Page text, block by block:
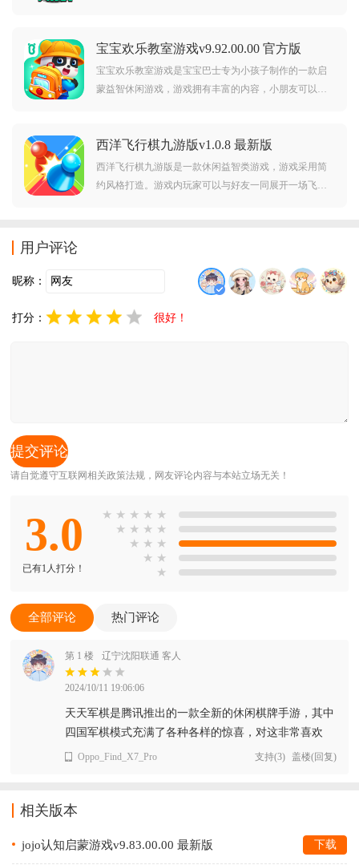
游版感兴趣的玩家不要错过，赶紧点击下载开始游玩
吧。
宝宝欢乐教室游戏v9.92.00.00 官方版
宝宝欢乐教室游戏是宝宝巴士专为小孩子制作的一款启
蒙益智休闲游戏，游戏拥有丰富的内容，小朋友可以在
习成长。宝宝欢乐教室游戏介绍：宝宝不适应学校环
境？经常
西洋飞行棋九游版v1.0.8 最新版
西洋飞行棋九游版是一款休闲益智类游戏，游戏采用简
约风格打造。游戏内玩家可以与好友一同展开一场飞行
用户评论
昵称：
打分： 很好！
请自觉遵守互联网相关政策法规，网友评论内容与本站立场无关！
3.0
已有1人打分！
★ ★ ★ ★ ★
★ ★ ★ ★
★ ★ ★
★ ★
★
全部评论 热门评论
第 1 楼 辽宁沈阳联通 客人
2024/10/11 19:06:06
天天军棋是腾讯推出的一款全新的休闲棋牌手游，其中
四国军棋模式充满了各种各样的惊喜，对这非常喜欢
Oppo_Find_X7_Pro 支持(3) 盖楼(回复)
相关版本
jojo认知启蒙游戏v9.83.00.00 最新版 下载